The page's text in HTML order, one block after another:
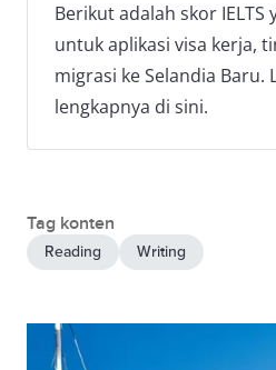
Berikut adalah skor IELTS
untuk aplikasi visa kerja,
migrasi ke Selandia Baru.
lengkapnya di sini.
Tag konten
Reading Writing